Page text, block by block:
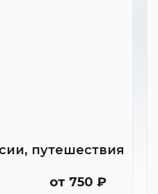
путешествия
от 750 ₽